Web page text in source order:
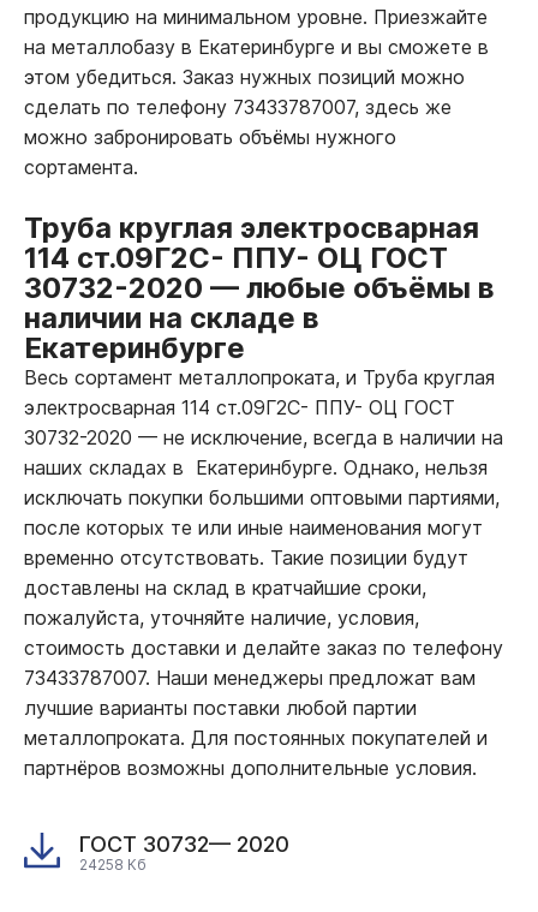
продукцию на минимальном уровне. Приезжайте
на металлобазу в Екатеринбурге и вы сможете в
этом убедиться. Заказ нужных позиций можно
сделать по телефону 73433787007, здесь же
можно забронировать объёмы нужного
сортамента.
Труба круглая электросварная
114 ст.09Г2С- ППУ- ОЦ ГОСТ
30732-2020 — любые объёмы в
наличии на складе в
Екатеринбурге
Весь сортамент металлопроката, и Труба круглая
электросварная 114 ст.09Г2С- ППУ- ОЦ ГОСТ
30732-2020 — не исключение, всегда в наличии на
наших складах в Екатеринбурге. Однако, нельзя
исключать покупки большими оптовыми партиями,
после которых те или иные наименования могут
временно отсутствовать. Такие позиции будут
доставлены на склад в кратчайшие сроки,
пожалуйста, уточняйте наличие, условия,
стоимость доставки и делайте заказ по телефону
73433787007. Наши менеджеры предложат вам
лучшие варианты поставки любой партии
металлопроката. Для постоянных покупателей и
партнёров возможны дополнительные условия.
ГОСТ 30732— 2020
24258 Кб